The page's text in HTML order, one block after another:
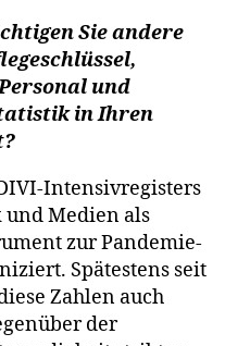
Sie andere
und
in Ihren
Intensivregisters
Medien als
zur Pandemie-
Spätestens seit
Zahlen auch
der